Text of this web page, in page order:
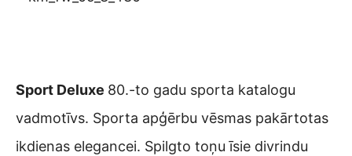
Sport Deluxe 80.-to gadu sporta katalogu
vadmotīvs. Sporta apģērbu vēsmas pakārtotas
ikdienas elegancei. Spilgto toņu īsie divrindu